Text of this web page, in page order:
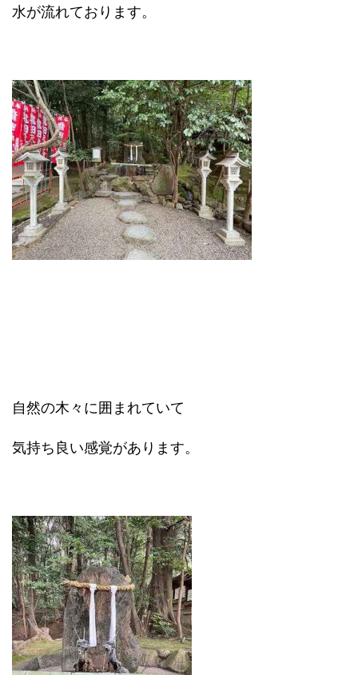
水が流れております。
自然の木々に囲まれていて
気持ち良い感覚があります。